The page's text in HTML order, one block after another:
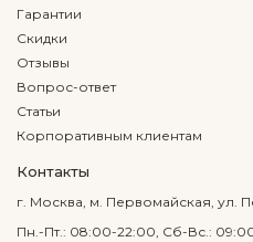
Гарантии
Скидки
Отзывы
Вопрос-ответ
Статьи
Корпоративным клиентам
Контакты
г. Москва, м. Первомайская, ул.
Пн.-Пт.: 08:00-22:00, Сб-Вс.: